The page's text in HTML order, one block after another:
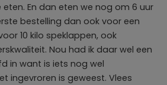
En dan eten we nog om 6 uur
bestelling dan ook voor een
10 kilo speklappen, ook
Nou had ik daar wel een
in want is iets nog wel
ingevroren is geweest. Vlees